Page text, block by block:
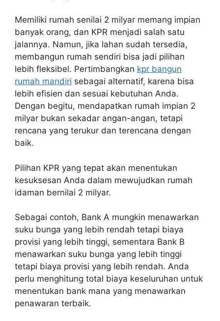
Memiliki rumah senilai 2 milyar memang impian
banyak orang, dan KPR menjadi salah satu
jalannya. Namun, jika lahan sudah tersedia,
membangun rumah sendiri bisa jadi pilihan
lebih fleksibel. Pertimbangkan kpr bangun
rumah mandiri sebagai alternatif, karena bisa
lebih efisien dan sesuai kebutuhan Anda.
Dengan begitu, mendapatkan rumah impian 2
milyar bukan sekadar angan-angan, tetapi
rencana yang terukur dan terencana dengan
baik.
Pilihan KPR yang tepat akan menentukan
kesuksesan Anda dalam mewujudkan rumah
idaman bernilai 2 milyar.
Sebagai contoh, Bank A mungkin menawarkan
suku bunga yang lebih rendah tetapi biaya
provisi yang lebih tinggi, sementara Bank B
menawarkan suku bunga yang lebih tinggi
tetapi biaya provisi yang lebih rendah. Anda
perlu menghitung total biaya keseluruhan untuk
menentukan bank mana yang menawarkan
penawaran terbaik.